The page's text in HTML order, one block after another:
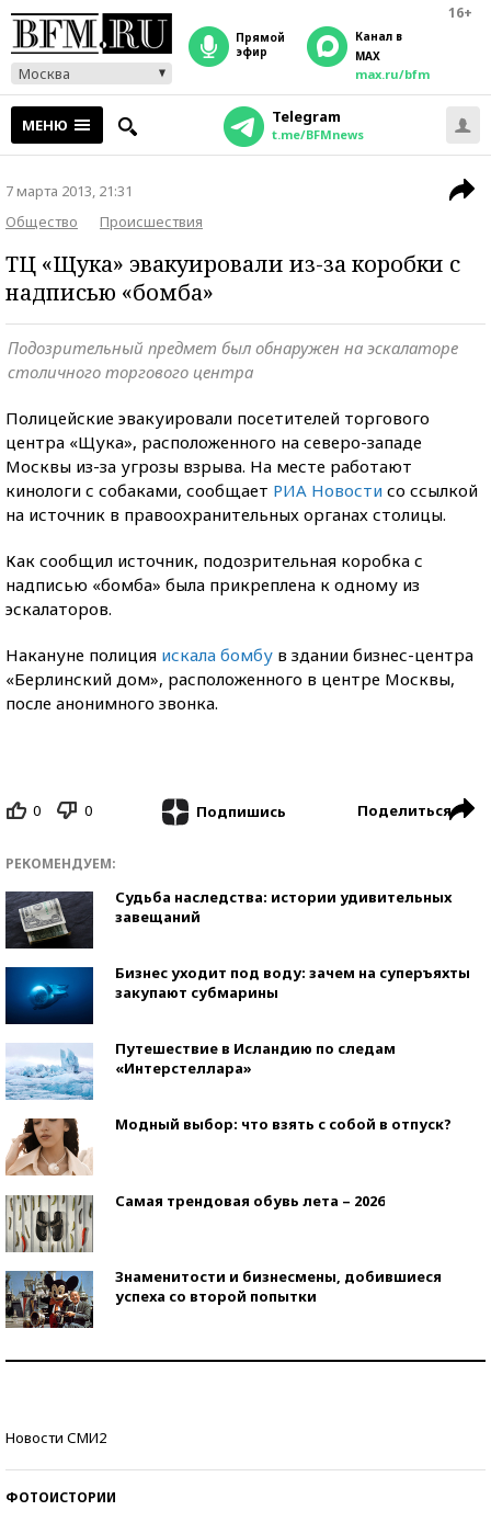
16+
Москва
прямой
эфир
Канал в
MAX
max.ru/bfm
МЕНЮ Telegram
t.me/BFMnews
7 марта 2013, 21:31
Общество
Происшествия
ТЦ «Щука» эвакуировали из-за коробки с
надписью «бомба»
Подозрительный предмет был обнаружен на эскалаторе
столичного торгового центра
Полицейские эвакуировали посетителей торгового
центра «Щука», расположенного на северо-западе
Москвы из-за угрозы взрыва. На месте работают
кинологи с собаками, сообщает РИА Новости со ссылкой
на источник в правоохранительных органах столицы.
Как сообщил источник, подозрительная коробка с
надписью «бомба» была прикреплена к одному из
эскалаторов.
Накануне полиция искала бомбу в здании бизнес-центра
«Берлинский дом», расположенного в центре Москвы,
после анонимного звонка.
0 0 Подпишись Поделиться
РЕКОМЕНДУЕМ:
Судьба наследства: истории удивительных
завещаний
Бизнес уходит под воду: зачем на суперъяхты
закупают субмарины
Путешествие в Исландию по следам
«Интерстеллара»
Модный выбор: что взять с собой в отпуск?
Самая трендовая обувь лета – 2026
Знаменитости и бизнесмены, добившиеся
успеха со второй попытки
Новости СМИ2
ФОТОИСТОРИИ